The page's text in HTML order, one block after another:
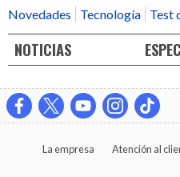
Novedades
Tecnología Test
NOTICIAS
La empresa Atención al